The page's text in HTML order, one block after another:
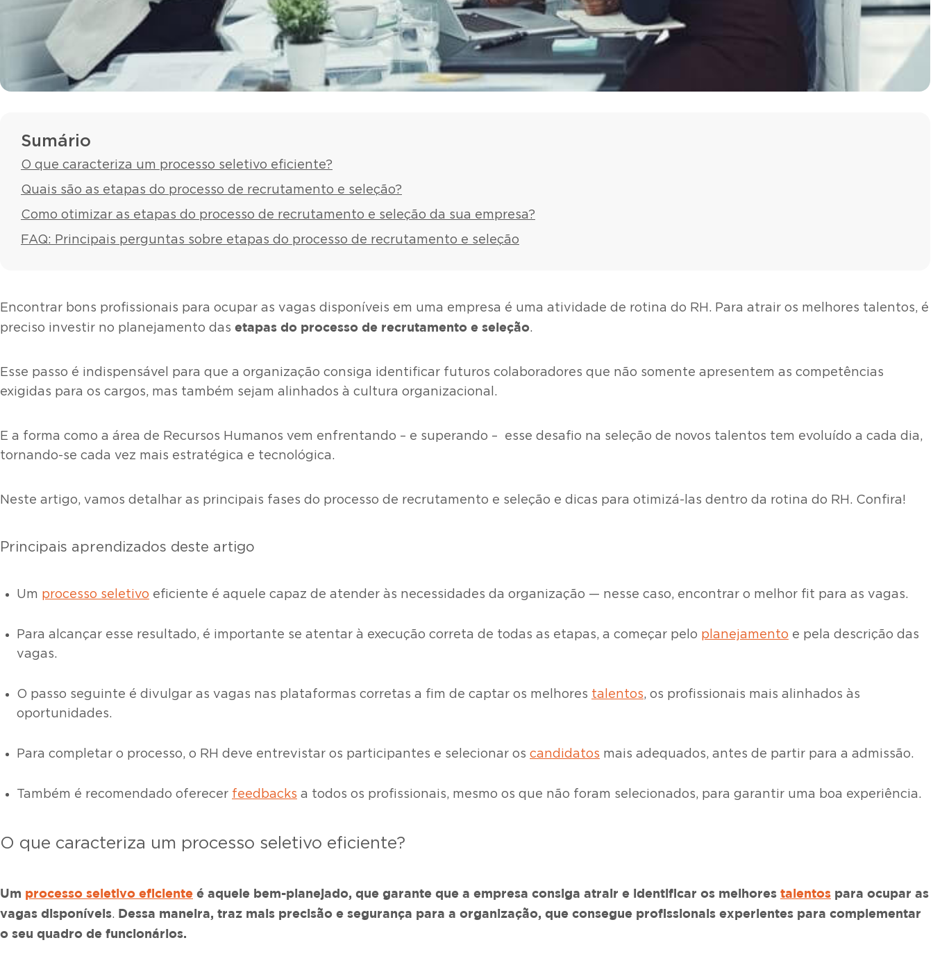
Sumário
O que caracteriza um processo seletivo eficiente?
Quais são as etapas do processo de recrutamento e seleção?
Como otimizar as etapas do processo de recrutamento e seleção da sua empresa?
FAQ: Principais perguntas sobre etapas do processo de recrutamento e seleção
Encontrar bons profissionais para ocupar as vagas disponíveis em uma empresa é uma atividade de rotina do RH. Para atrair os melhores talentos, é
preciso investir no planejamento das etapas do processo de recrutamento e seleção.
Esse passo é indispensável para que a organização consiga identificar futuros colaboradores que não somente apresentem as competências
exigidas para os cargos, mas também sejam alinhados à cultura organizacional.
E a forma como a área de Recursos Humanos vem enfrentando – e superando – esse desafio na seleção de novos talentos tem evoluído a cada dia,
tornando-se cada vez mais estratégica e tecnológica.
Neste artigo, vamos detalhar as principais fases do processo de recrutamento e seleção e dicas para otimizá-las dentro da rotina do RH. Confira!
Principais aprendizados deste artigo
Um processo seletivo eficiente é aquele capaz de atender às necessidades da organização — nesse caso, encontrar o melhor fit para as vagas.
Para alcançar esse resultado, é importante se atentar à execução correta de todas as etapas, a começar pelo planejamento e pela descrição das
vagas.
O passo seguinte é divulgar as vagas nas plataformas corretas a fim de captar os melhores talentos, os profissionais mais alinhados às
oportunidades.
Para completar o processo, o RH deve entrevistar os participantes e selecionar os candidatos mais adequados, antes de partir para a admissão.
Também é recomendado oferecer feedbacks a todos os profissionais, mesmo os que não foram selecionados, para garantir uma boa experiência.
O que caracteriza um processo seletivo eficiente?
Um processo seletivo eficiente é aquele bem-planejado, que garante que a empresa consiga atrair e identificar os melhores talentos para ocupar as
vagas disponíveis. Dessa maneira, traz mais precisão e segurança para a organização, que consegue profissionais experientes para complementar
o seu quadro de funcionários.